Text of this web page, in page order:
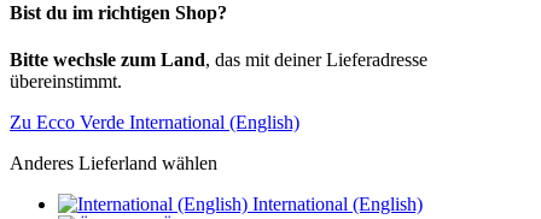
Bist du im richtigen Shop?
Bitte wechsle zum Land, das mit deiner Lieferadresse
übereinstimmt.
Zu Ecco Verde International (English)
Anderes Lieferland wählen
International (English)